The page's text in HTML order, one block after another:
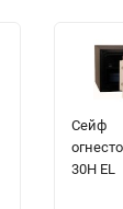
Сейф
30H EL